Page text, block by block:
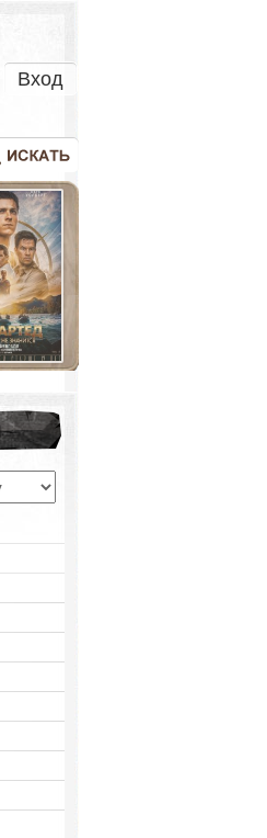
Вход